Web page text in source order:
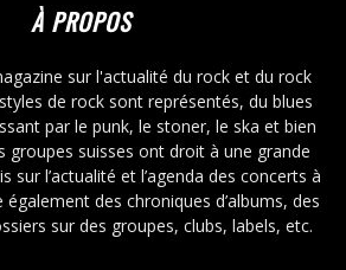
À PROPOS
sur l'actualité du rock et du rock
de rock sont représentés, du blues
par le punk, le stoner, le ska et bien
groupes suisses ont droit à une grande
sur l’actualité et l’agenda des concerts à
des chroniques d’albums, des
sur des groupes, clubs, labels, etc.